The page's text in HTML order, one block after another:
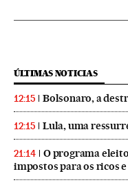
ÚLTIMAS NOTICIAS
12:15 Bolsonaro, a
12:15 Lula, uma
21:14
O programa
impostos para os ricos